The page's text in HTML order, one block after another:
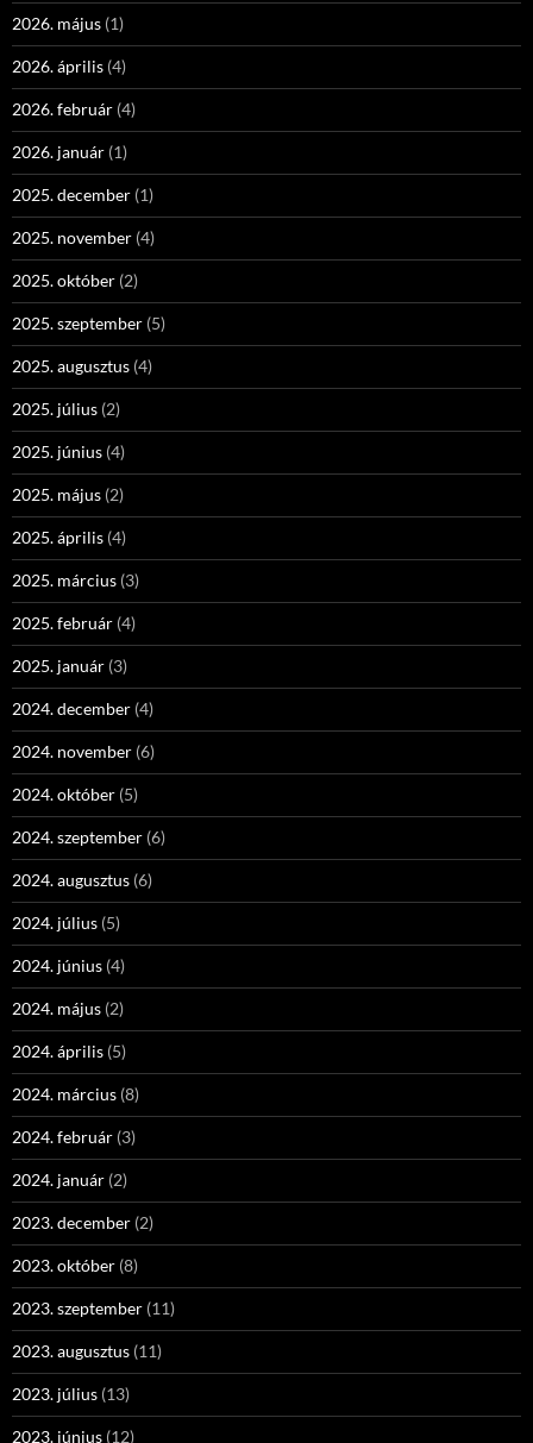
2026. május (1)
2026. április (4)
2026. február (4)
2026. január (1)
2025. december (1)
2025. november (4)
2025. október (2)
2025. szeptember (5)
2025. augusztus (4)
2025. július (2)
2025. június (4)
2025. május (2)
2025. április (4)
2025. március (3)
2025. február (4)
2025. január (3)
2024. december (4)
2024. november (6)
2024. október (5)
2024. szeptember (6)
2024. augusztus (6)
2024. július (5)
2024. június (4)
2024. május (2)
2024. április (5)
2024. március (8)
2024. február (3)
2024. január (2)
2023. december (2)
2023. október (8)
2023. szeptember (11)
2023. augusztus (11)
2023. július (13)
2023. június (12)